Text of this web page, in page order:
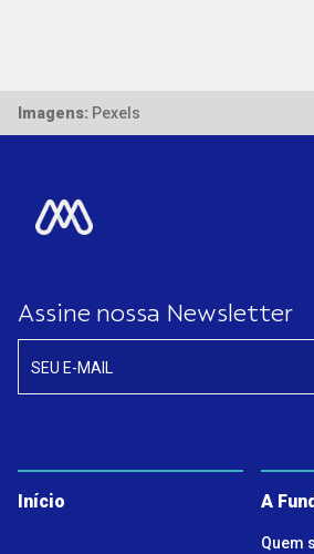
Imagens: Pexels
Assine nossa Newsletter
SEU E-MAIL
Início A
Quem